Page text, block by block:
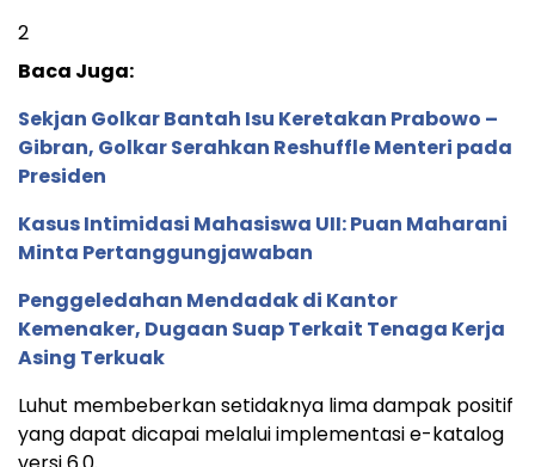
2
Baca Juga:
Sekjan Golkar Bantah Isu Keretakan Prabowo –
Gibran, Golkar Serahkan Reshuffle Menteri pada
Presiden
Kasus Intimidasi Mahasiswa UII: Puan Maharani
Minta Pertanggungjawaban
Penggeledahan Mendadak di Kantor
Kemenaker, Dugaan Suap Terkait Tenaga Kerja
Asing Terkuak
Luhut membeberkan setidaknya lima dampak positif
yang dapat dicapai melalui implementasi e-katalog